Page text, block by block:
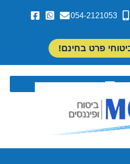
054-2121053
פרט בחינם!